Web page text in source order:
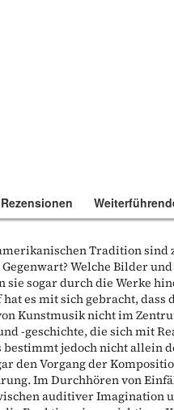
Tradition sind
Welche Bilder
sogar durch die Werke
es mit sich gebracht, dass
Kunstmusik nicht im
-geschichte, die sich mit
jedoch nicht allein
den Vorgang der
Im Durchhören von
auditiver Imagination
Rezensionen